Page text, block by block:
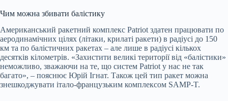
Чим можна збивати балістику
Американський ракетний комплекс Patriot здатен працювати по
аеродинамічних цілях (літаки, крилаті ракети) в радіусі до 150
км та по балістичних ракетах – але лише в радіусі кількох
десятків кілометрів. «Захистити великі території від «балістики»
неможливо, зважаючи на те, що систем Patriot у нас не так
багато», – пояснює Юрій Ігнат. Також цей тип ракет можна
знешкоджувати італо-французьким комплексом SAMP-T.